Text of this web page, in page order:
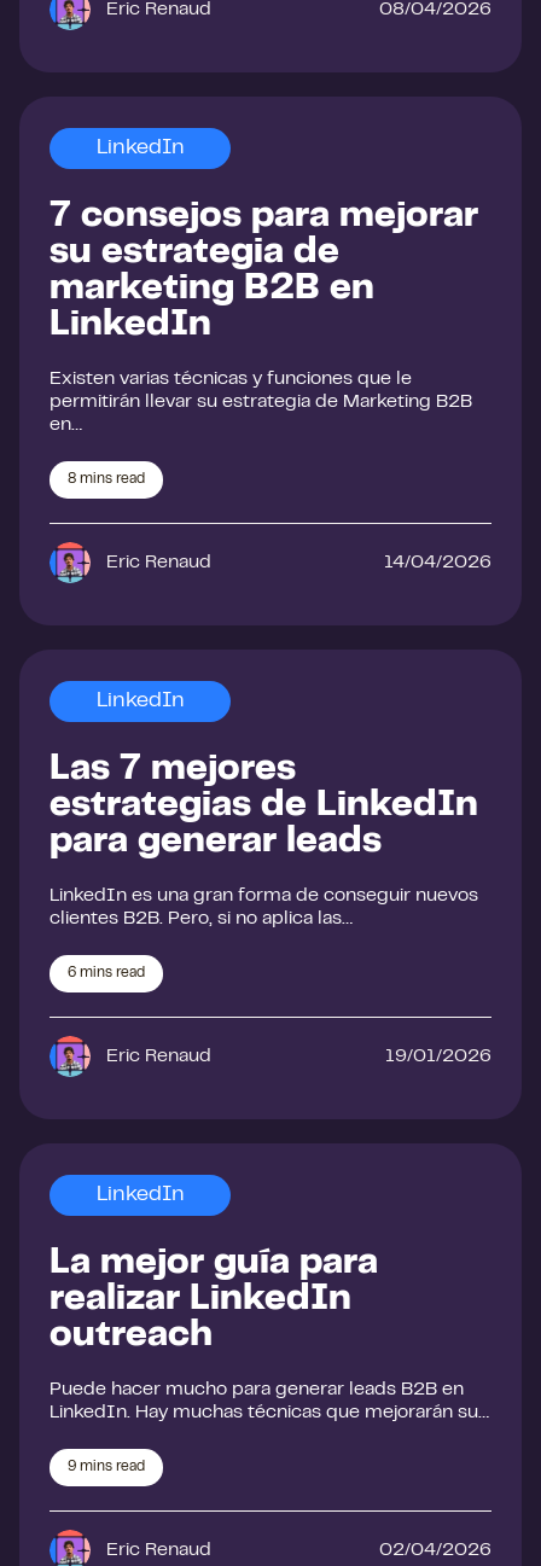
Eric Renaud 08/04/2026
LinkedIn
7 consejos para mejorar
su estrategia de
marketing B2B en
LinkedIn
Existen varias técnicas y funciones que le
permitirán llevar su estrategia de Marketing B2B
en…
8 mins read
Eric Renaud 14/04/2026
LinkedIn
Las 7 mejores
estrategias de LinkedIn
para generar leads
LinkedIn es una gran forma de conseguir nuevos
clientes B2B. Pero, si no aplica las…
6 mins read
Eric Renaud 19/01/2026
LinkedIn
La mejor guía para
realizar LinkedIn
outreach
Puede hacer mucho para generar leads B2B en
LinkedIn. Hay muchas técnicas que mejorarán su…
9 mins read
Eric Renaud 02/04/2026